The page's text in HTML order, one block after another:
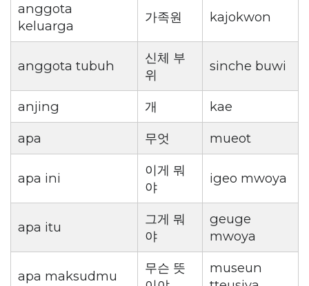
anggota
keluarga
가족원 kajokwon
anggota tubuh
신체 부
위
sinche buwi
anjing 개
kae
apa
무엇 mueot
apa ini
이게 뭐
야
igeo mwoya
apa itu
그게 뭐
야
geuge
mwoya
apa maksudmu
무슨 뜻
museun